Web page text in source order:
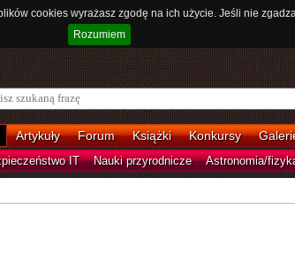
cookies wyrażasz zgodę na ich użycie. Jeśli nie
Rozumiem
Artykuły Forum Książki Konkursy
IT Nauki przyrodnicze Astronomia/